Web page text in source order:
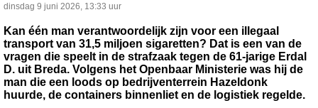
dinsdag 9 juni 2026, 13:33 uur
Kan één man verantwoordelijk zijn voor een illegaal
transport van 31,5 miljoen sigaretten? Dat is een van de
vragen die speelt in de strafzaak tegen de 61-jarige Erdal
D. uit Breda. Volgens het Openbaar Ministerie was hij de
man die een loods op bedrijventerrein Hazeldonk
huurde, de containers binnenliet en de logistiek regelde.